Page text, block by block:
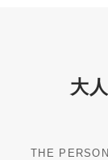
大
THE